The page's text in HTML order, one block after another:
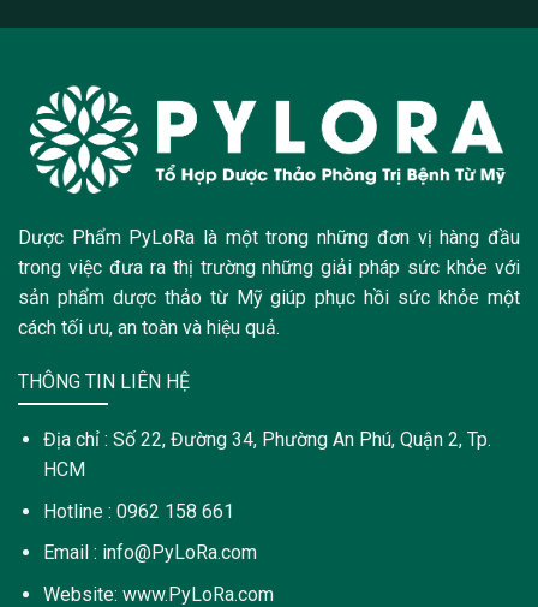
Dược Phẩm PyLoRa là một trong những đơn vị hàng đầu
trong việc đưa ra thị trường những giải pháp sức khỏe với
sản phẩm dược thảo từ Mỹ giúp phục hồi sức khỏe một
cách tối ưu, an toàn và hiệu quả.
THÔNG TIN LIÊN HỆ
Địa chỉ : Số 22, Đường 34, Phường An Phú, Quận 2, Tp.
HCM
Hotline : 0962 158 661
Email : info@PyLoRa.com
Website: www.PyLoRa.com